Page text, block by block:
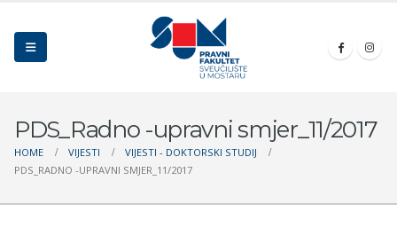
PDS_Radno -upravni smjer_11/2017
HOME VIJESTI
VIJESTI - DOKTORSKI STUDIJ
PDS_RADNO -UPRAVNI SMJER_11/2017